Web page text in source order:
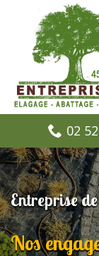
02
Entreprise
Nos